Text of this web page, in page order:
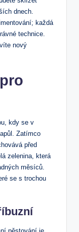
dnech.
každá
technice.
nový
kdy se v
Zatímco
před
zelenina, která
měsíců.
se s trochou